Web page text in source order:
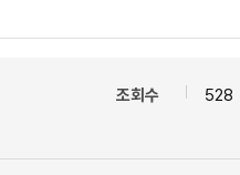
조회수 528